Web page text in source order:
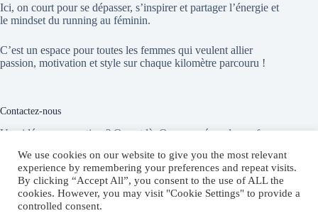
Ici, on court pour se dépasser, s’inspirer et partager l’énergie et
le mindset du running au féminin.
C’est un espace pour toutes les femmes qui veulent allier
passion, motivation et style sur chaque kilomètre parcouru !
Contactez-nous
Une idée, une question ? On est là. On vous répond sans faux
Website:
toutesenbasket.com
We use cookies on our website to give you the most relevant
experience by remembering your preferences and repeat visits.
By clicking “Accept All”, you consent to the use of ALL the
cookies. However, you may visit "Cookie Settings" to provide a
controlled consent.